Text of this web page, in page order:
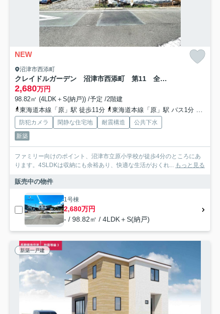
NEW
沼津市西添町
クレイドルガーデン 沼津市西添町 第11 全1棟
2,680万円
98.82㎡ (4LDK＋S(納戸)) /予定 /2階建
東海道本線「原」駅 徒歩11分
東海道本線「原」駅 バス1分 静岡県沼津市「原中学校入口（静岡県）」 停歩3分
防犯カメラ 閑静な住宅地 耐震構造
公共下水
新築
ファミリー向けのポイント、沼津市立原小学校が徒歩4分のところにあ
ります。4SLDKは収納にも余裕あり、快適な生活がおくれ... もっと見る
販売中の物件
1号棟
2,680万円
- / 98.82㎡ / 4LDK＋S(納戸)
新築一戸建